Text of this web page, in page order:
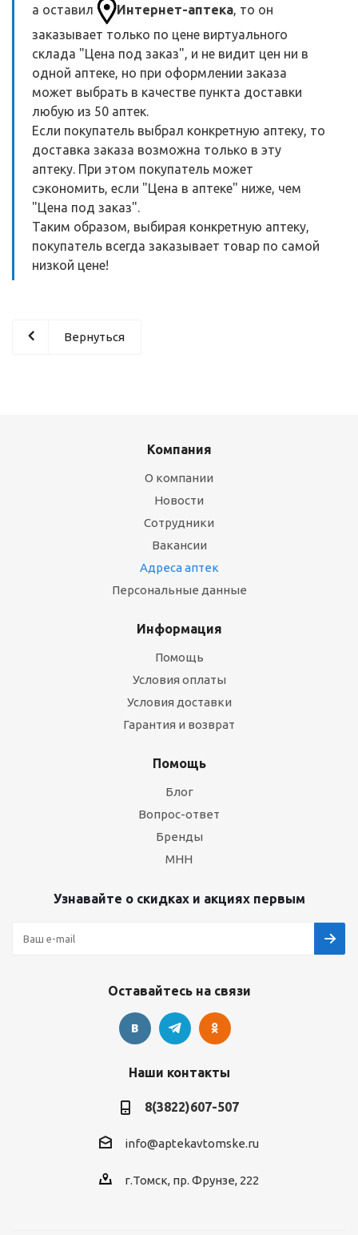
а оставил
Интернет-аптека, то он
заказывает только по цене виртуального
склада "Цена под заказ", и не видит цен ни в
одной аптеке, но при оформлении заказа
может выбрать в качестве пункта доставки
любую из 50 аптек.
Если покупатель выбрал конкретную аптеку, то
доставка заказа возможна только в эту
аптеку. При этом покупатель может
сэкономить, если "Цена в аптеке" ниже, чем
"Цена под заказ".
Таким образом, выбирая конкретную аптеку,
покупатель всегда заказывает товар по самой
низкой цене!
Вернуться
Компания
О компании
Новости
Сотрудники
Вакансии
Адреса аптек
Персональные данные
Информация
Помощь
Условия оплаты
Условия доставки
Гарантия и возврат
Помощь
Блог
Вопрос-ответ
Бренды
МНН
Узнавайте о скидках и акциях первым
Оставайтесь на связи
Наши контакты
8(3822)607-507
info@aptekavtomske.ru
г.Томск, пр. Фрунзе, 222